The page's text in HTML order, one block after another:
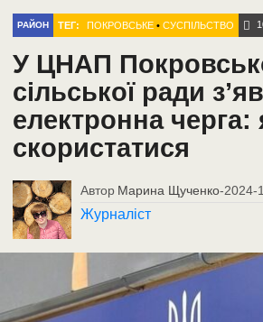
РАЙОН ТЕГ: ПОКРОВСЬКЕ •СУСПІЛЬСТВО
У ЦНАП
сільської ради
електронна
скористатися
Автор Марина Щученко-2024-
Журналіст